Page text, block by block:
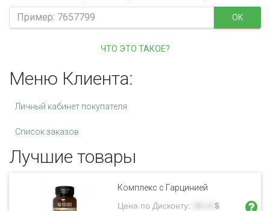
OK
ЧТО ЭТО ТАКОЕ?
Меню Клиента:
Личный кабинет покупателя
Список заказов
Лучшие товары
Комплекс с Гарцинией
Цена по Дисконту:
28.13$